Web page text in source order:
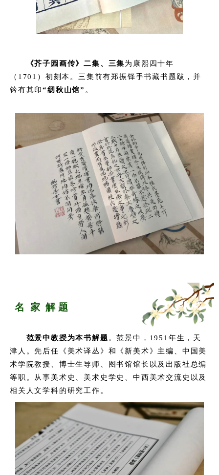
《芥子园画传》二集、三集为康熙四十年
（1701）初刻本。三集前有郑振铎手书藏书题跋，并
钤有其印“纫秋山馆” 。
名 家 解 题
范景中教授为本书解题。范景中，1951年生，天
津人。先后任《美术译丛》和《新美术》主编、中国美
术学院教授、博士生导师、图书馆馆长以及出版社总编
等职。从事美术史、美术史学史、中西美术交流史以及
相关人文学科的研究工作。